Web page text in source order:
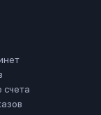
счета